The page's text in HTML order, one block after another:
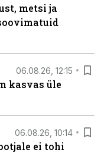
metsi ja
06.08.26, 12:15
kasvas üle
06.08.26, 10:14
ei tohi